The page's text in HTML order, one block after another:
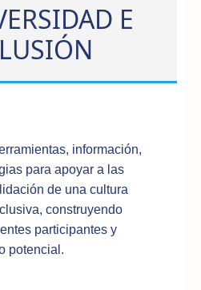
E
información,
para apoyar a las
de una cultura
construyendo
participantes y
potencial.